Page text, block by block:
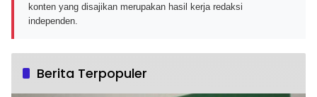
konten yang disajikan merupakan hasil kerja redaksi
independen.
Berita Terpopuler